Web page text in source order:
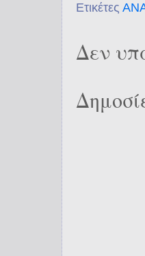
Ετικέτες
Δεν